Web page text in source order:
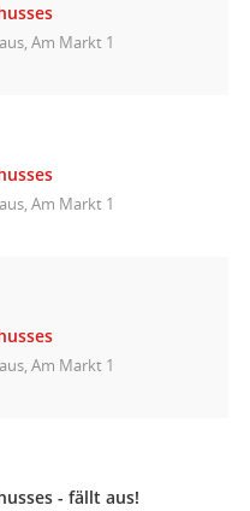
Am Markt 1
Am Markt 1
Am Markt 1
- fällt aus!